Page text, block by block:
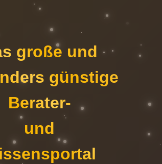
große und
günstige
Berater-
und